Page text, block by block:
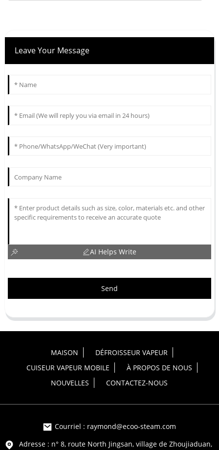
Leave Your Message
AI Helps Write
Send
MAISON
DÉFROISSEUR VAPEUR
CUISEUR VAPEUR MOBILE
À PROPOS DE NOUS
NOUVELLES
CONTACTEZ-NOUS
Courriel : raymond@ecoo-steam.com
Adresse : n° 8, route North Jingsan, village de Zhoujiaduan,